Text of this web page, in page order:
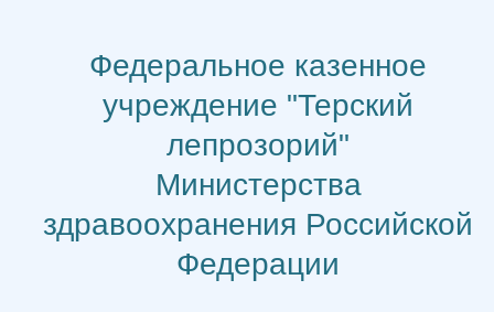
содержимомуФедеральное казенное
учреждение "Терский
лепрозорий"
Министерства
здравоохранения Российской
Федерации